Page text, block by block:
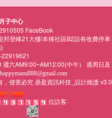
子中心
FaceBook
登峰21大樓/本棟社區B2設有收費停車
六AM9:00~AM12:00(中午） 遇周日及
happymami888@gmail.com
，侵害必究 鼎盈資訊科技_設計維護 v3.0
位訪客